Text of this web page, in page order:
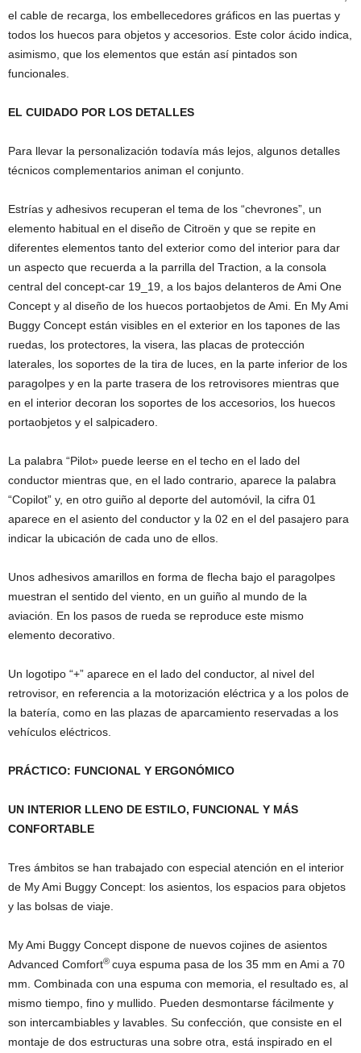
el cable de recarga, los embellecedores gráficos en las puertas y
todos los huecos para objetos y accesorios. Este color ácido indica,
asimismo, que los elementos que están así pintados son
funcionales.
EL CUIDADO POR LOS DETALLES
Para llevar la personalización todavía más lejos, algunos detalles
técnicos complementarios animan el conjunto.
Estrías y adhesivos recuperan el tema de los “chevrones”, un
elemento habitual en el diseño de Citroën y que se repite en
diferentes elementos tanto del exterior como del interior para dar
un aspecto que recuerda a la parrilla del Traction, a la consola
central del concept-car 19_19, a los bajos delanteros de Ami One
Concept y al diseño de los huecos portaobjetos de Ami. En My Ami
Buggy Concept están visibles en el exterior en los tapones de las
ruedas, los protectores, la visera, las placas de protección
laterales, los soportes de la tira de luces, en la parte inferior de los
paragolpes y en la parte trasera de los retrovisores mientras que
en el interior decoran los soportes de los accesorios, los huecos
portaobjetos y el salpicadero.
La palabra “Pilot» puede leerse en el techo en el lado del
conductor mientras que, en el lado contrario, aparece la palabra
“Copilot” y, en otro guiño al deporte del automóvil, la cifra 01
aparece en el asiento del conductor y la 02 en el del pasajero para
indicar la ubicación de cada uno de ellos.
Unos adhesivos amarillos en forma de flecha bajo el paragolpes
muestran el sentido del viento, en un guiño al mundo de la
aviación. En los pasos de rueda se reproduce este mismo
elemento decorativo.
Un logotipo “+” aparece en el lado del conductor, al nivel del
retrovisor, en referencia a la motorización eléctrica y a los polos de
la batería, como en las plazas de aparcamiento reservadas a los
vehículos eléctricos.
PRÁCTICO: FUNCIONAL Y ERGONÓMICO
UN INTERIOR LLENO DE ESTILO, FUNCIONAL Y MÁS
CONFORTABLE
Tres ámbitos se han trabajado con especial atención en el interior
de My Ami Buggy Concept: los asientos, los espacios para objetos
y las bolsas de viaje.
My Ami Buggy Concept dispone de nuevos cojines de asientos
Advanced Comfort® cuya espuma pasa de los 35 mm en Ami a 70
mm. Combinada con una espuma con memoria, el resultado es, al
mismo tiempo, fino y mullido. Pueden desmontarse fácilmente y
son intercambiables y lavables. Su confección, que consiste en el
montaje de dos estructuras una sobre otra, está inspirado en el